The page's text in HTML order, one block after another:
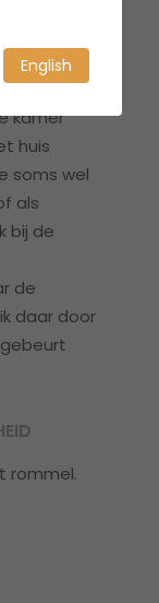
een kast
kamer
huis
soms wel
als
bij de
de
daar door
rommel.
English